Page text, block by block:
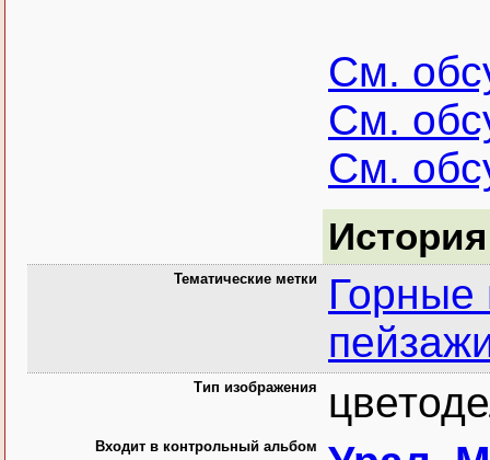
См.
См.
См.
Тематические метки
Горные
Тип изображения
Входит в контрольный альбом